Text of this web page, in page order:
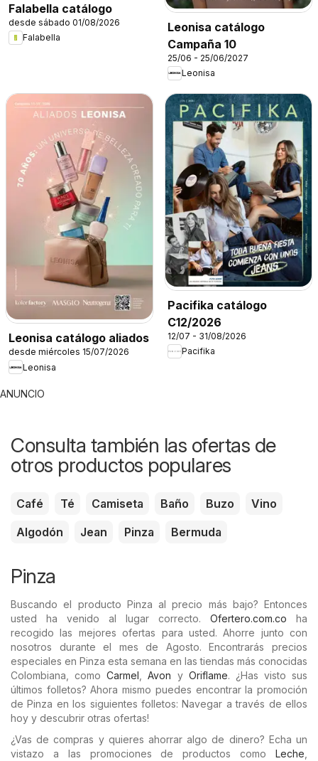
Falabella catálogo
desde sábado 01/08/2026
Falabella
Leonisa catálogo
Campaña 10
25/06 - 25/06/2027
Leonisa
Leonisa catálogo aliados
desde miércoles 15/07/2026
Leonisa
Pacifika catálogo
C12/2026
12/07 - 31/08/2026
Pacifika
ANUNCIO
Consulta también las ofertas de
otros productos populares
Café Té Camiseta Baño Buzo
Vino
Algodón
Jean Pinza Bermuda
Pinza
Buscando el producto Pinza al precio más bajo? Entonces
usted ha venido al lugar correcto. Ofertero.com.co ha
recogido las mejores ofertas para usted. Ahorre junto con
nosotros durante el mes de Agosto. Encontrarás precios
especiales en Pinza esta semana en las tiendas más conocidas
Colombiana, comoCarmel ,Avon y Oriflame. ¿Has visto sus
últimos folletos? Ahora mismo puedes encontrar la promoción
de Pinza en los siguientes folletos: Navegar a través de ellos
hoy y descubrir otras ofertas!
¿Vas de compras y quieres ahorrar algo de dinero? Echa un
vistazo a las promociones de productos como Leche